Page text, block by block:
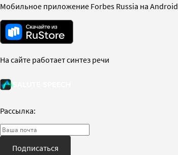
Мобильное приложение Forbes Russia на Android
На сайте работает синтез речи
Рассылка:
Подписаться